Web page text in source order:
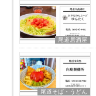
尾道居酒屋
尾道そば・うどん